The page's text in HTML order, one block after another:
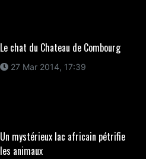
Le chat du Chateau de Combourg
27 Mar 2014, 17:39
Un mystérieux lac africain pétrifie
les animaux